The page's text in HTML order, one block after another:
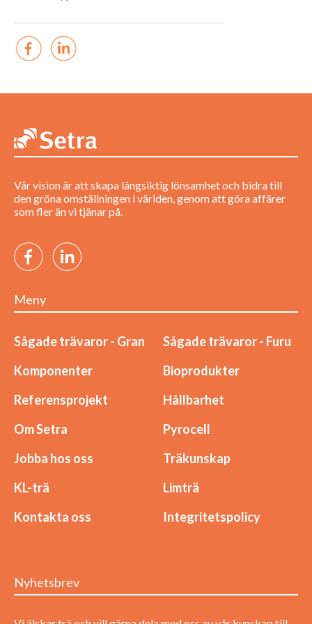
Vår vision är att skapa långsiktig lönsamhet och bidra till
den gröna omställningen i världen, genom att göra affärer
som fler än vi tjänar på.
Meny
Sågade trävaror - Gran
Sågade trävaror - Furu
Komponenter
Bioprodukter
Referensprojekt
Hållbarhet
Om Setra
Pyrocell
Jobba hos oss
Träkunskap
KL-trä
Limträ
Kontakta oss
Integritetspolicy
Nyhetsbrev